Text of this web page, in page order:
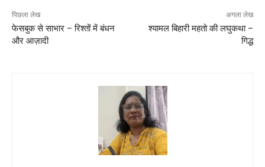
पिछला लेख
फेसबुक से साभार – रिश्तों में बंधन
और आज़ादी
अगला लेख
श्यामल बिहारी महतो की लघुकथा –
गिद्ध